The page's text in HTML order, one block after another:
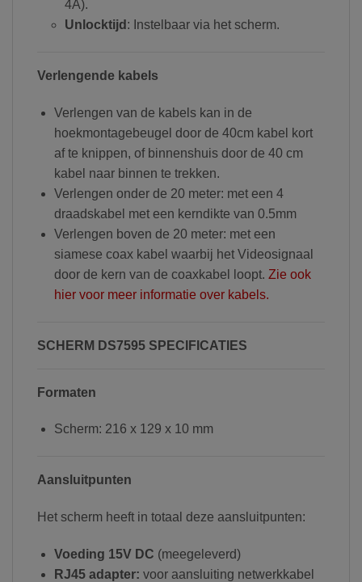
4A).
Unlocktijd : Instelbaar via het scherm.
Verlengende kabels
Verlengen van de kabels kan in de
hoekmontagebeugel door de 40cm kabel kort
af te knippen, of binnenshuis door de 40 cm
kabel naar binnen te trekken.
Verlengen onder de 20 meter: met een 4
draadskabel met een kerndikte van 0.5mm
Verlengen boven de 20 meter: met een
siamese coax kabel waarbij het Videosignaal
door de kern van de coaxkabel loopt. Zie ook
hier voor meer informatie over kabels.
SCHERM DS7595 SPECIFICATIES
Formaten
Scherm: 216 x 129 x 10 mm
Aansluitpunten
Het scherm heeft in totaal deze aansluitpunten:
Voeding 15V DC (meegeleverd)
RJ45 adapter: voor aansluiting netwerkkabel